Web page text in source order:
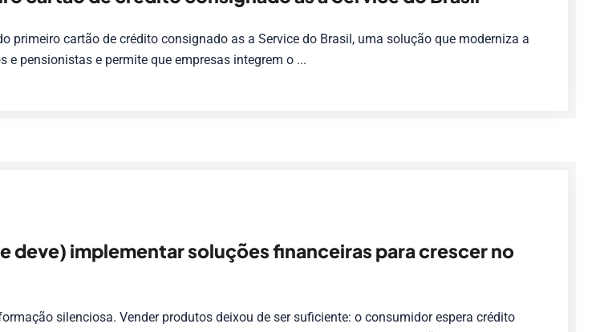
primeiro cartão de crédito consignado as a Service do Brasil, uma solução que moderniza a
e pensionistas e permite que empresas integrem o ...
deve) implementar soluções financeiras para crescer no
silenciosa. Vender produtos deixou de ser suficiente: o consumidor espera crédito